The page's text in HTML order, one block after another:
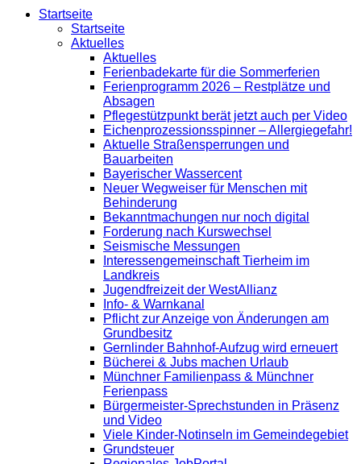
Startseite
Startseite
Aktuelles
Aktuelles
Ferienbadekarte für die Sommerferien
Ferienprogramm 2026 – Restplätze und
Absagen
Pflegestützpunkt berät jetzt auch per Video
Eichenprozessionsspinner – Allergiegefahr!
Aktuelle Straßensperrungen und
Bauarbeiten
Bayerischer Wassercent
Neuer Wegweiser für Menschen mit
Behinderung
Bekanntmachungen nur noch digital
Forderung nach Kurswechsel
Seismische Messungen
Interessengemeinschaft Tierheim im
Landkreis
Jugendfreizeit der WestAllianz
Info- & Warnkanal
Pflicht zur Anzeige von Änderungen am
Grundbesitz
Gernlinder Bahnhof-Aufzug wird erneuert
Bücherei & Jubs machen Urlaub
Münchner Familienpass & Münchner
Ferienpass
Bürgermeister-Sprechstunden in Präsenz
und Video
Viele Kinder-Notinseln im Gemeindegebiet
Grundsteuer